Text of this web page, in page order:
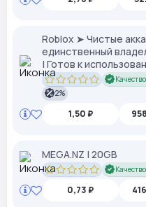
Roblox ➤ Чистые
единственный
| Готов к
2%
1,50 ₽
MEGA.NZ | 20GB
0,73 ₽